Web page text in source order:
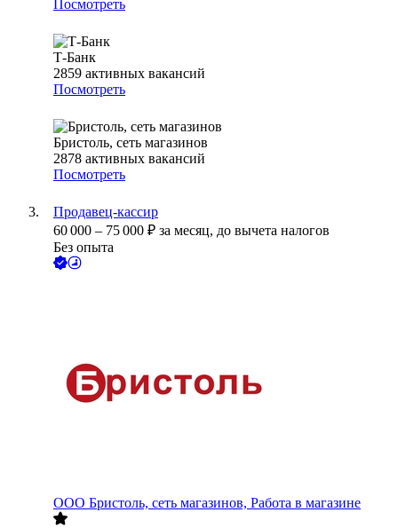
Посмотреть
Т-Банк
2859 активных вакансий
Посмотреть
Бристоль, сеть магазинов
2878 активных вакансий
Посмотреть
Продавец-кассир
60 000 – 75 000 ₽ за месяц, до вычета налогов
Без опыта
ООО Бристоль, сеть магазинов, Работа в магазине